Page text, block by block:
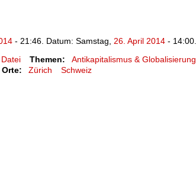
- 21:46. Datum: Samstag, 26. April 2014 - 14:00.
Datei Themen: Antikapitalismus & Globalisierung
Orte: Zürich Schweiz